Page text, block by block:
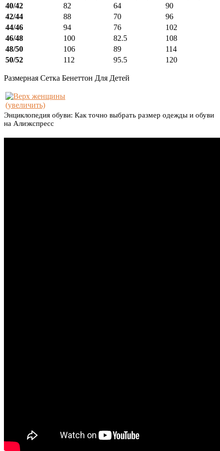
40/42
82 64
90
42/44
88 70
96
44/46
94 76
102
46/48
100 82.5
108
48/50
106 89
114
50/52
112 95.5 120
Размерная Сетка Бенеттон Для Детей
(увеличить)
Энциклопедия обуви: Как точно выбрать размер одежды и обуви
на Алиэкспресс